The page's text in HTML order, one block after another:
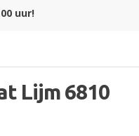
uur!
Lijm 6810